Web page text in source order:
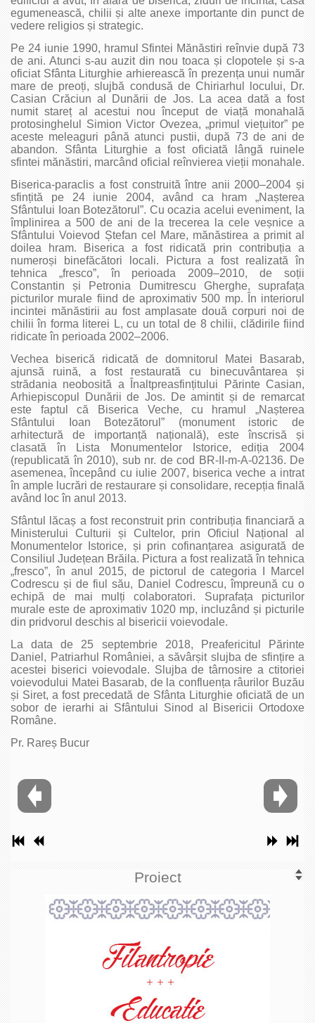
egumenească, chilii și alte anexe importante din punct de
vedere religios și strategic.
Pe 24 iunie 1990, hramul Sfintei Mănăstiri reînvie după 73
de ani. Atunci s-au auzit din nou toaca și clopotele și s-a
oficiat Sfânta Liturghie arhierească în prezența unui număr
mare de preoți, slujbă condusă de Chiriarhul locului, Dr.
Casian Crăciun al Dunării de Jos. La acea dată a fost
numit stareț al acestui nou început de viață monahală
protosinghelul Simion Victor Ovezea, „primul viețuitor” pe
aceste meleaguri până atunci pustii, după 73 de ani de
abandon. Sfânta Liturghie a fost oficiată lângă ruinele
sfintei mănăstiri, marcând oficial reînvierea vieții monahale.
Biserica-paraclis a fost construită între anii 2000–2004 și
sfințită pe 24 iunie 2004, având ca hram „Nașterea
Sfântului Ioan Botezătorul”. Cu ocazia acelui eveniment, la
împlinirea a 500 de ani de la trecerea la cele veșnice a
Sfântului Voievod Ștefan cel Mare, mănăstirea a primit al
doilea hram. Biserica a fost ridicată prin contribuția a
numeroși binefăcători locali. Pictura a fost realizată în
tehnica „fresco”, în perioada 2009–2010, de soții
Constantin și Petronia Dumitrescu Gherghe, suprafața
picturilor murale fiind de aproximativ 500 mp. În interiorul
incintei mănăstirii au fost amplasate două corpuri noi de
chilii în forma literei L, cu un total de 8 chilii, clădirile fiind
ridicate în perioada 2002–2006.
Vechea biserică ridicată de domnitorul Matei Basarab,
ajunsă ruină, a fost restaurată cu binecuvântarea și
strădania neobosită a Înaltpreasfințitului Părinte Casian,
Arhiepiscopul Dunării de Jos. De amintit și de remarcat
este faptul că Biserica Veche, cu hramul „Nașterea
Sfântului Ioan Botezătorul” (monument istoric de
arhitectură de importanță națională), este înscrisă și
clasată în Lista Monumentelor Istorice, ediția 2004
(republicată în 2010), sub nr. de cod BR-II-m-A-02136. De
asemenea, începând cu iulie 2007, biserica veche a intrat
în ample lucrări de restaurare și consolidare, recepția finală
având loc în anul 2013.
Sfântul lăcaș a fost reconstruit prin contribuția financiară a
Ministerului Culturii și Cultelor, prin Oficiul Național al
Monumentelor Istorice, și prin cofinanțarea asigurată de
Consiliul Județean Brăila. Pictura a fost realizată în tehnica
„fresco”, în anul 2015, de pictorul de categoria I Marcel
Codrescu și de fiul său, Daniel Codrescu, împreună cu o
echipă de mai mulți colaboratori. Suprafața picturilor
murale este de aproximativ 1020 mp, incluzând și picturile
din pridvorul deschis al bisericii voievodale.
La data de 25 septembrie 2018, Preafericitul Părinte
Daniel, Patriarhul României, a săvârșit slujba de sfințire a
acestei biserici voievodale. Slujba de târnosire a ctitoriei
voievodului Matei Basarab, de la confluența râurilor Buzău
și Siret, a fost precedată de Sfânta Liturghie oficiată de un
sobor de ierarhi ai Sfântului Sinod al Bisericii Ortodoxe
Române.
Pr. Rareș Bucur
Proiect